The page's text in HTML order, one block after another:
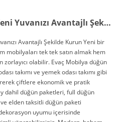
Düğün Paketleri ile Yeni Yuvanızı Avantajlı Şekilde Kurun
Avantajlı Şekilde Kurun Yeni bir
mobilyaları tek tek satın almak hem
zorlayıcı olabilir. Evaç Mobilya düğün
takımı ve yemek odası takımı gibi
çiftlere ekonomik ve pratik
dahil düğün paketleri, full düğün
elden taksitli düğün paketi
uyumu içerisinde